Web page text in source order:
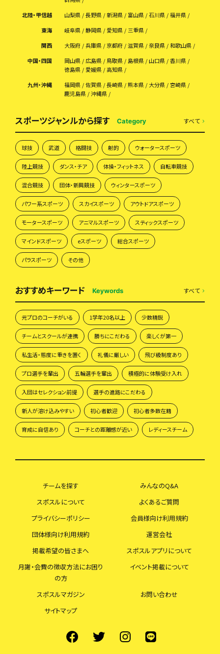
北陸・甲信越
山梨県 長野県 新潟県 富山県 石川県
福井県
東海
岐阜県 静岡県 愛知県
三重県
関西
大阪府 兵庫県 京都府 滋賀県 奈良県
和歌山県
中国・四国
岡山県 広島県 鳥取県 島根県 山口県
香川県
徳島県
愛媛県
高知県
九州・沖縄
福岡県 佐賀県 長崎県 熊本県 大分県
宮崎県
鹿児島県
沖縄県
スポーツジャンルから探す Category すべて
球技 武道 格闘技 射的 ウォータースポーツ
陸上競技 ダンス・チア 体操・フィットネス 自転車競技
混合競技 団体・新興競技 ウィンタースポーツ
パワー系スポーツ スカイスポーツ アウトドアスポーツ
モータースポーツ アニマルスポーツ スティックスポーツ
マインドスポーツ eスポーツ 総合スポーツ
パラスポーツ その他
おすすめキーワード Keywords すべて
元プロのコーチがいる 1学年20名以上 少数精鋭
チームとスクールが連携 勝ちにこだわる 楽しくが第一
私生活・態度に重きを置く 礼儀に厳しい 飛び級制度あり
プロ選手を輩出 五輪選手を輩出 積極的に体験受け入れ
入団はセレクション前提 選手の進路にこだわる
新人が溶け込みやすい 初心者歓迎 初心者多数在籍
育成に自信あり コーチとの距離感が近い レディースチーム
チームを探す
みんなのQ&A
スポスルについて
よくあるご質問
プライバシーポリシー
会員様向け利用規約
団体様向け利用規約
運営会社
掲載希望の皆さまへ
スポスルアプリについて
月謝・会費の徴収方法にお困り
の方
イベント掲載について
スポスルマガジン
お問い合わせ
サイトマップ